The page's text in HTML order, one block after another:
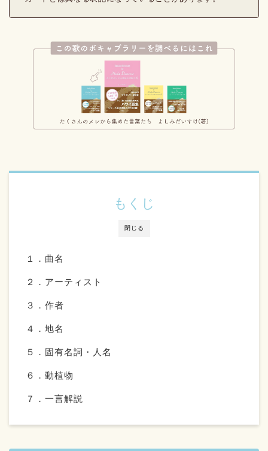
閉じる
もくじ
１．曲名
２．アーティスト
３．作者
４．地名
５．固有名詞・人名
６．動植物
７．一言解説